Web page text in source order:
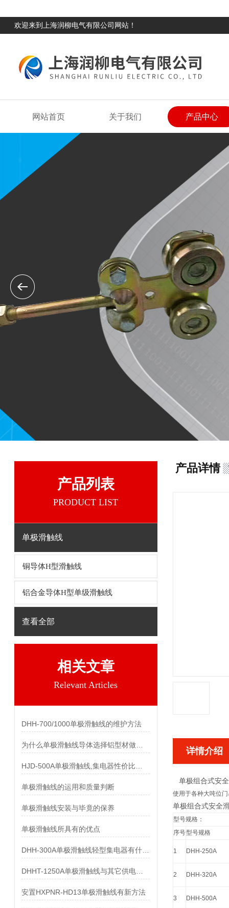
欢迎来到上海润柳电气有限公司网站！
网站首页 关于我们 产品中心
产品列表
PRODUCT LIST
单极滑触线
铜导体H型滑触线
铝合金导体H型单级滑触线
查看全部
相关文章
Relevant Articles
DHH-700/1000单极滑触线的维护方法
单极滑触线的运用和质量判断
单极滑触线安装与毕竟的保养
单极滑触线所具有的优点
安置HXPNR-HD13单极滑触线有新方法
产品详情
详情介绍
单极组合式安
使用于各种大吨位
单极组合式安全
型号规格：
序号型号规格
1 DHH-250A
2 DHH-320A
3 DHH-500A